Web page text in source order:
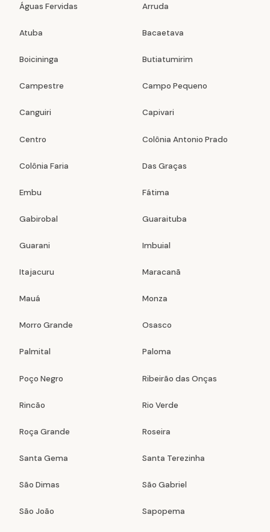
Águas Fervidas Arruda
Atuba Bacaetava
Boicininga Butiatumirim
Campestre Campo Pequeno
Canguiri Capivari
Centro Colônia Antonio Prado
Colônia Faria Das Graças
Embu Fátima
Gabirobal Guaraituba
Guarani Imbuial
Itajacuru Maracanã
Mauá Monza
Morro Grande Osasco
Palmital Paloma
Poço Negro Ribeirão das Onças
Rincão Rio Verde
Roça Grande Roseira
Santa Gema Santa Terezinha
São Dimas São Gabriel
São João Sapopema